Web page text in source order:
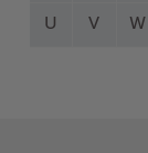
U V W